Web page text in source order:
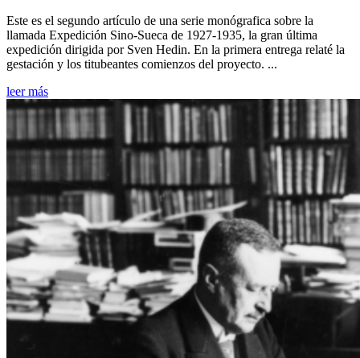
Este es el segundo artículo de una serie monógrafica sobre la
llamada Expedición Sino-Sueca de 1927-1935, la gran última
expedición dirigida por Sven Hedin. En la primera entrega relaté la
gestación y los titubeantes comienzos del proyecto. ...
leer más